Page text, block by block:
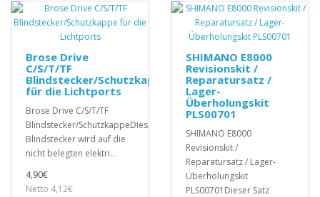
Brose Drive
C/S/T/TF
Blindstecker/Schutzkappe
für die Lichtports
Brose Drive C/S/T/TF
Blindstecker/SchutzkappeDieser
Blindstecker wird auf die
nicht belegten elektri..
4,90€
Netto 4,12€
SHIMANO E8000
Revisionskit /
Reparatursatz /
Lager-
Überholungskit
PLS00701
SHIMANO E8000
Revisionskit /
Reparatursatz / Lager-
Überholungskit
PLS00701Dieser Satz